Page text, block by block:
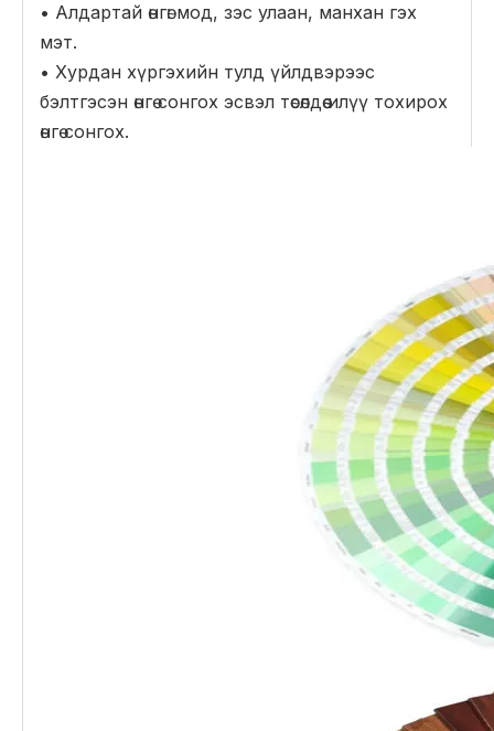
• Алдартай өнгө: мод, зэс улаан, манхан гэх
мэт.
• Хурдан хүргэхийн тулд үйлдвэрээс
бэлтгэсэн өнгө сонгох эсвэл төсөлдөө илүү тохирох
өнгө сонгох.